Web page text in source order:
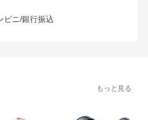
ビニ/銀行振込
もっと見る